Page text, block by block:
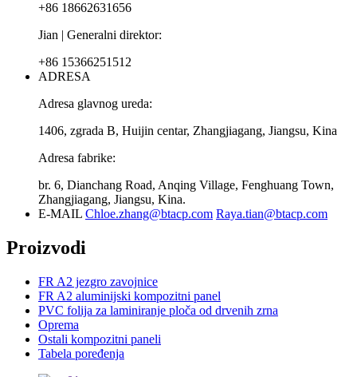
+86 18662631656
Jian | Generalni direktor:
+86 15366251512
ADRESA
Adresa glavnog ureda:
1406, zgrada B, Huijin centar, Zhangjiagang, Jiangsu, Kina
Adresa fabrike:
br. 6, Dianchang Road, Anqing Village, Fenghuang Town,
Zhangjiagang, Jiangsu, Kina.
E-MAIL Chloe.zhang@btacp.com Raya.tian@btacp.com
Proizvodi
FR A2 jezgro zavojnice
FR A2 aluminijski kompozitni panel
PVC folija za laminiranje ploča od drvenih zrna
Oprema
Ostali kompozitni paneli
Tabela poređenja